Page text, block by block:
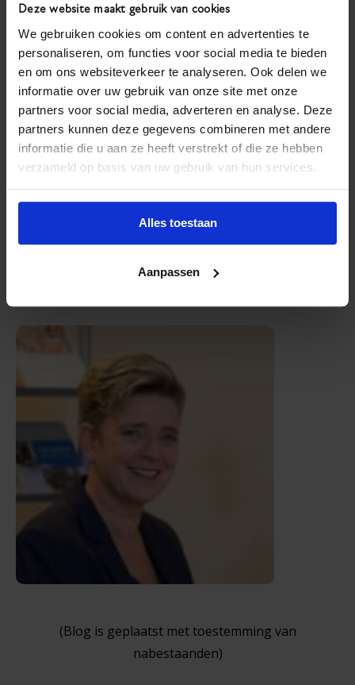
Deze website maakt gebruik van cookies
We gebruiken cookies om content en advertenties te
personaliseren, om functies voor social media te bieden
en om ons websiteverkeer te analyseren. Ook delen we
informatie over uw gebruik van onze site met onze
partners voor social media, adverteren en analyse. Deze
partners kunnen deze gegevens combineren met andere
informatie die u aan ze heeft verstrekt of die ze hebben
verzameld op basis van uw gebruik van hun services.
Alles toestaan
Aanpassen
zij voor haar Lucas een prachtige reiskoffer had
gekocht en hier eenherinneringskoffervan had
gemaakt. In deze koffer stond het tasje van ‘Dunweg’
dat zij van ons had gekregen en allerlei andere
persoonlijke spulletjes van Lucas die zo bij hem
hoorden. Dit keer was deze ‘herinneringsdoos’ niet
gevuld door de overledene, maar door de
nabestaande! Zo is Lucas toch nog bij Klazien.
(Blog is geplaatst met toestemming van
nabestaanden)